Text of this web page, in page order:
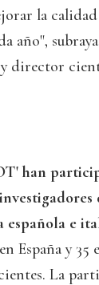
la
año",
director
han
e
España y 35
La